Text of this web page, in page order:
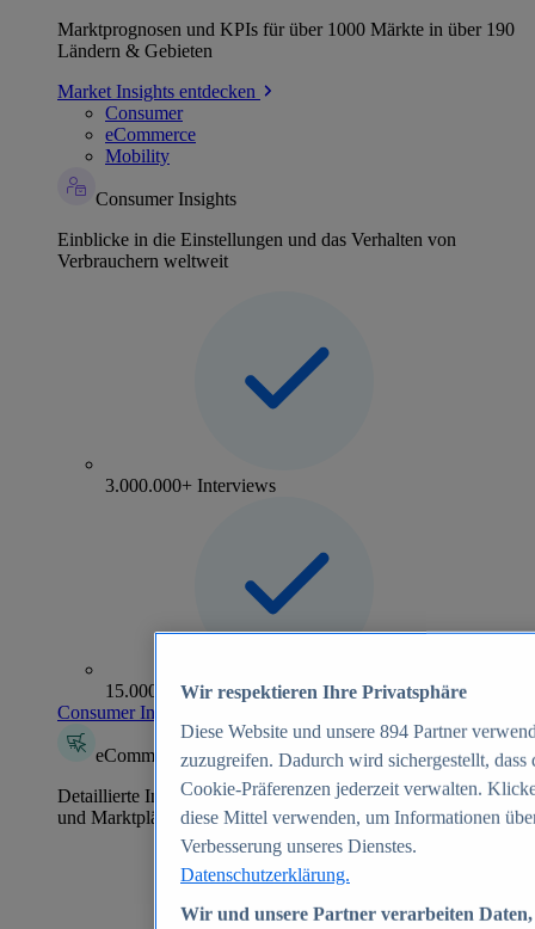
Marktprognosen und KPIs für über 1000 Märkte in über 190
Ländern & Gebieten
Market Insights entdecken
Consumer
eCommerce
Mobility
Consumer Insights
Einblicke in die Einstellungen und das Verhalten von
Verbrauchern weltweit
3.000.000+ Interviews
15.000+ Marken
Consumer Insights entdecken
eCommerce Insights
Detaillierte Informationen zu mehr als 39.000 Online-Shops
und Marktplätzen
Wir respektieren Ihre Privatsphäre
Diese Website und unsere 894 Partner
zuzugreifen. Dadurch wird sichergestellt,
Cookie-Präferenzen jederzeit verwalten.
diese Mittel verwenden, um Informationen
Verbesserung unseres Dienstes.
Datenschutzerklärung.
Wir und unsere Partner verarbeiten